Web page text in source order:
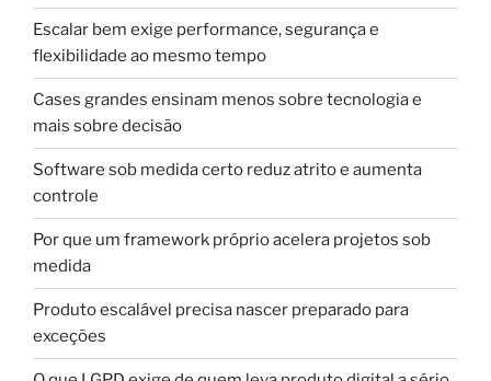
Escalar bem exige performance, segurança e
flexibilidade ao mesmo tempo
Cases grandes ensinam menos sobre tecnologia e
mais sobre decisão
Software sob medida certo reduz atrito e aumenta
controle
Por que um framework próprio acelera projetos sob
medida
Produto escalável precisa nascer preparado para
exceções